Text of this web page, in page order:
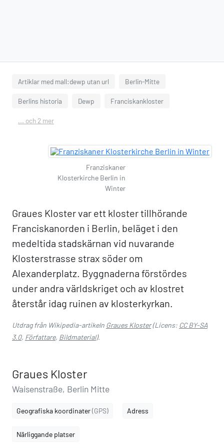
Artiklar med mall:dewp utan url Berlin-Mitte
Berlins historia Dewp Franciskankloster
... och 2 mer
Franziskaner
Klosterkirche Berlin in
Winter
Graues Kloster var ett kloster tillhörande
Franciskanorden i Berlin, beläget i den
medeltida stadskärnan vid nuvarande
Klosterstrasse strax söder om
Alexanderplatz. Byggnaderna förstördes
under andra världskriget och av klostret
återstår idag ruinen av klosterkyrkan.
Utdrag från Wikipedia-artikeln Graues Kloster(Licens: CC BY-SA
3.0, Författare, Bildmaterial).
Graues Kloster
Waisenstraße, Berlin Mitte
Geografiska koordinater(GPS) Adress
Närliggande platser